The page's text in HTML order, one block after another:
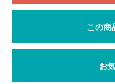
この商
お